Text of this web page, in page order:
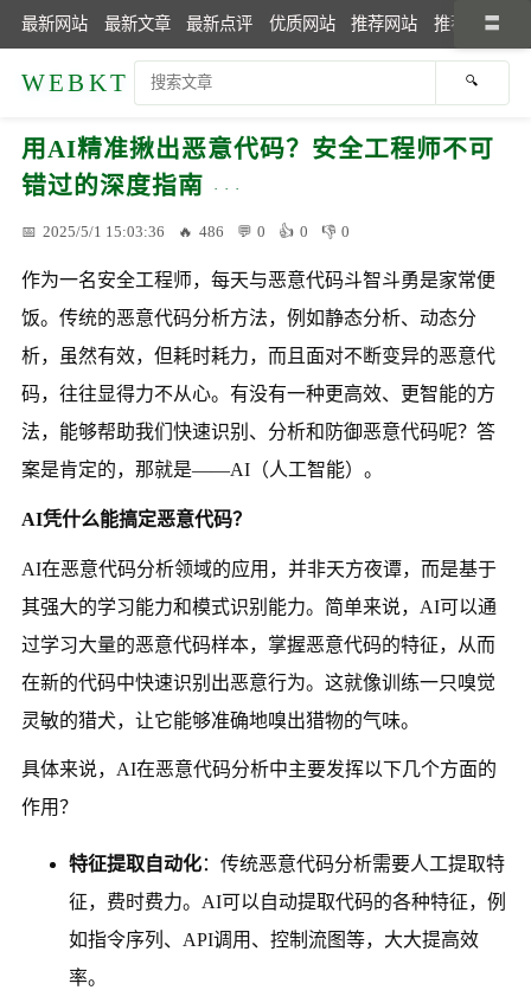
最新网站 最新文章 最新点评 优质网站 推荐网站 推荐文章
WEBKT
用AI精准揪出恶意代码？安全工程师不可
错过的深度指南
2025/5/1 15:03:36 486 0 0 0
作为一名安全工程师，每天与恶意代码斗智斗勇是家常便
饭。传统的恶意代码分析方法，例如静态分析、动态分
析，虽然有效，但耗时耗力，而且面对不断变异的恶意代
码，往往显得力不从心。有没有一种更高效、更智能的方
法，能够帮助我们快速识别、分析和防御恶意代码呢？答
案是肯定的，那就是——AI（人工智能）。
AI凭什么能搞定恶意代码？
AI在恶意代码分析领域的应用，并非天方夜谭，而是基于
其强大的学习能力和模式识别能力。简单来说，AI可以通
过学习大量的恶意代码样本，掌握恶意代码的特征，从而
在新的代码中快速识别出恶意行为。这就像训练一只嗅觉
灵敏的猎犬，让它能够准确地嗅出猎物的气味。
具体来说，AI在恶意代码分析中主要发挥以下几个方面的
作用？
特征提取自动化：传统恶意代码分析需要人工提取特
征，费时费力。AI可以自动提取代码的各种特征，例
如指令序列、API调用、控制流图等，大大提高效
率。